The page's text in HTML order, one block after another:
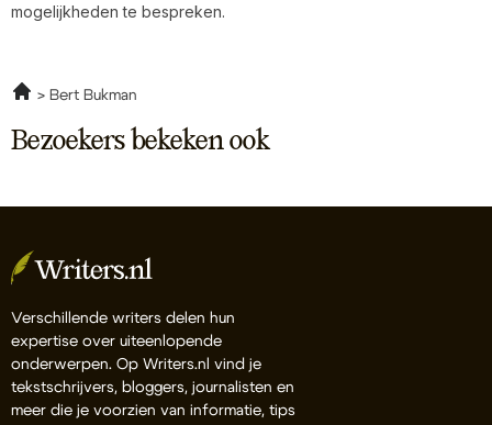
mogelijkheden te bespreken.
Bert Bukman
Bezoekers bekeken ook
Verschillende writers delen hun
expertise over uiteenlopende
onderwerpen. Op Writers.nl vind je
tekstschrijvers, bloggers, journalisten en
meer die je voorzien van informatie, tips